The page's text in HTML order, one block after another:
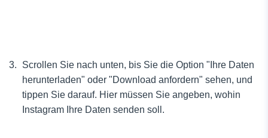
Scrollen Sie nach unten, bis Sie die Option "Ihre Daten
herunterladen" oder "Download anfordern" sehen, und
tippen Sie darauf. Hier müssen Sie angeben, wohin
Instagram Ihre Daten senden soll.